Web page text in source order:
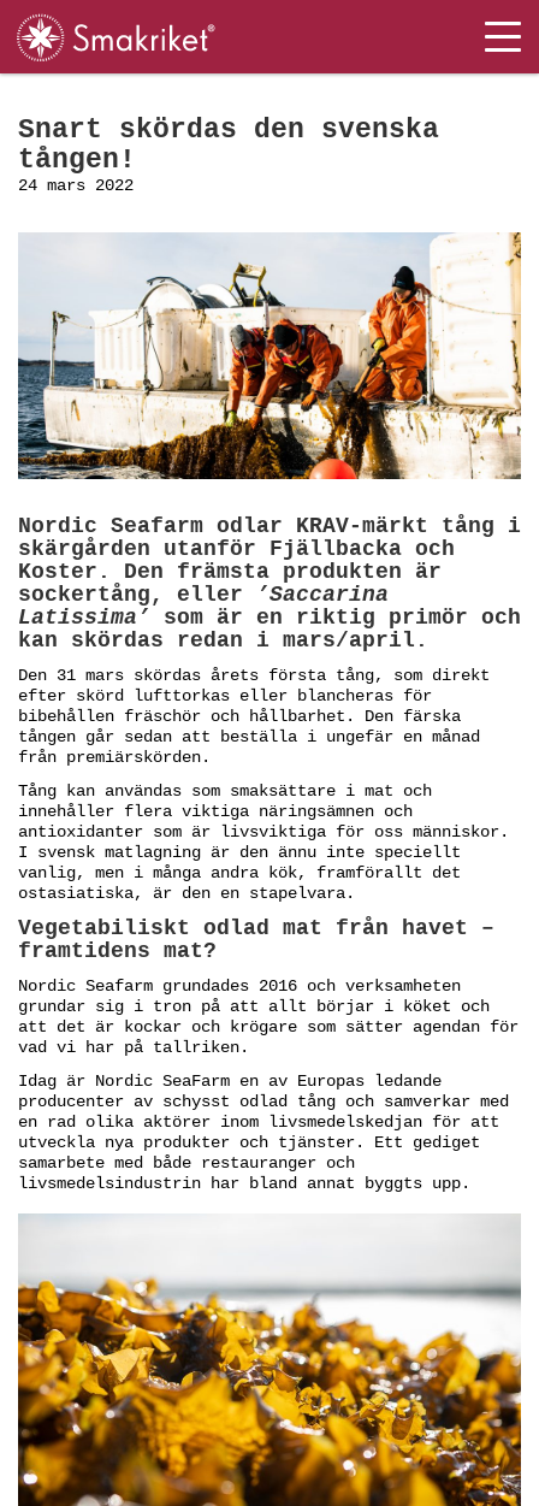
Snart skördas den svenska
tången!
24 mars 2022
Nordic Seafarm odlar KRAV-märkt tång i
skärgården utanför Fjällbacka och
Koster. Den främsta produkten är
sockertång, eller
’Saccarina
Latissima’ som är en riktig primör och
kan skördas redan i mars/april.
Den 31 mars skördas årets första tång, som direkt
efter skörd lufttorkas eller blancheras för
bibehållen fräschör och hållbarhet. Den färska
tången går sedan att beställa i ungefär en månad
från premiärskörden.
Tång kan användas som smaksättare i mat och
innehåller flera viktiga näringsämnen och
antioxidanter som är livsviktiga för oss människor.
I svensk matlagning är den ännu inte speciellt
vanlig, men i många andra kök, framförallt det
ostasiatiska, är den en stapelvara.
Vegetabiliskt odlad mat från havet –
framtidens mat?
Nordic Seafarm grundades 2016 och verksamheten
grundar sig i tron på att allt börjar i köket och
att det är kockar och krögare som sätter agendan för
vad vi har på tallriken.
Idag är Nordic SeaFarm en av Europas ledande
producenter av schysst odlad tång och samverkar med
en rad olika aktörer inom livsmedelskedjan för att
utveckla nya produkter och tjänster. Ett gediget
samarbete med både restauranger och
livsmedelsindustrin har bland annat byggts upp.